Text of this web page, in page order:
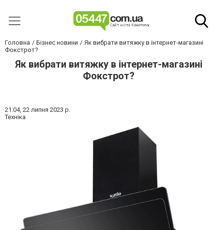
Головна Бізнес новини
Як вибрати витяжку в інтернет-магазині
Фокстрот?
Як вибрати витяжку в інтернет-магазині
Фокстрот?
21:04, 22 липня 2023 р.
Техніка